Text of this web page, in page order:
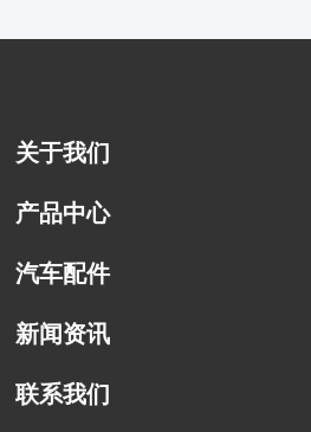
关于我们
公司简介
合作案例
产品中心
猛士特种车系列
东风六驱卡车
东风专用车
东风商用车
汽车配件
军车配件
新闻资讯
行业资讯
联系我们